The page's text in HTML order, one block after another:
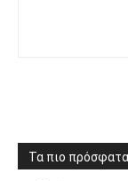
Τα πιο